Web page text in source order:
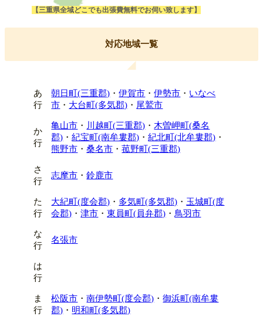
【三重県全域どこでも出張費無料でお伺い致します】
対応地域一覧
あ
行
朝日町(三重郡) ・伊賀市 ・伊勢市 ・ いなべ
市 ・ 大台町(多気郡) ・ 尾鷲市
か
行
亀山市 ・ 川越町(三重郡) ・ 木曽岬町(桑名
郡) ・紀宝町(南牟婁郡) ・紀北町(北牟婁郡) ・
熊野市 ・桑名市 ・菰野町(三重郡)
さ
行
志摩市 ・鈴鹿市
た
行
大紀町(度会郡) ・ 多気町(多気郡) ・ 玉城町(度
会郡) ・津市 ・東員町(員弁郡) ・ 鳥羽市
な
行
名張市
は
行
ま
行
松阪市 ・南伊勢町(度会郡) ・御浜町(南牟婁
郡) ・ 明和町(多気郡)